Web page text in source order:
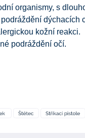
organismy, s
dýchacích
kožní reakci.
podráždění očí.